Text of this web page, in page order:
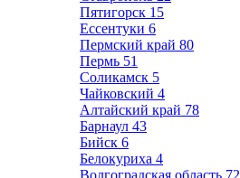
Пятигорск 15
Ессентуки 6
Пермский край 80
Пермь 51
Соликамск 5
Чайковский 4
Алтайский край 78
Барнаул 43
Бийск 6
Белокуриха 4
Волгоградская область 72